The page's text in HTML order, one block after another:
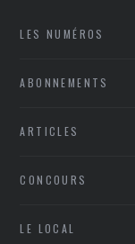
LES NUMÉROS
ABONNEMENTS
ARTICLES
CONCOURS
LE LOCAL